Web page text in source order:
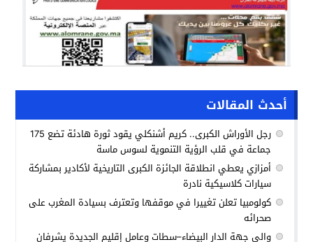
أحدث المقالات
رجل الأوراش الكبرى.. كريم أشنكلي يقود ثورة هادئة تضع 175
جماعة في قلب الرؤية التنموية لسوس ماسة
أمزازي يعطي انطلاقة الجائزة الكبرى التاريخية لأكادير بمشاركة
سيارات كلاسيكية نادرة
كولومبيا تعلن تغييرا في موقفها وتعترف بسيادة المغرب على
صحرائه
والي جهة الدار البيضاء–سطات وعامل إقليم الجديدة يشرفان